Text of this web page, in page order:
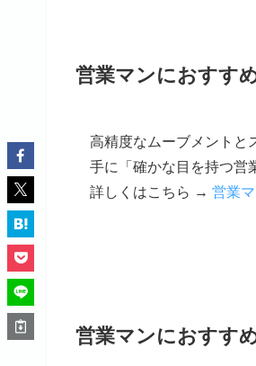
営業マンにおすす
高精度なムーブメントと
手に「確かな目を持つ営
詳しくはこちら → 営業
営業マンにおすす